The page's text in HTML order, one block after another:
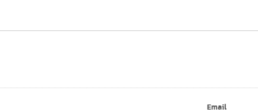
Email